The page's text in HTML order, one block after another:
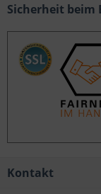
Sicherheit beim
Kontakt